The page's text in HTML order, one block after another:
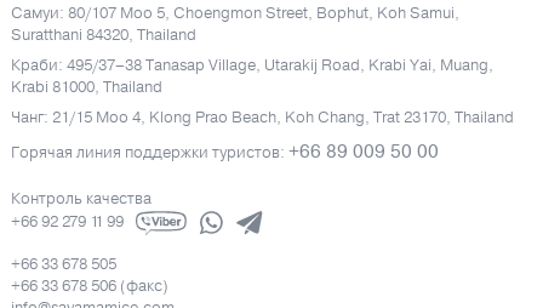
Самуи: 80/107 Moo 5, Choengmon Street, Bophut, Koh Samui,
Suratthani 84320, Thailand
Краби: 495/37–38 Tanasap Village, Utarakij Road, Krabi Yai, Muang,
Krabi 81000, Thailand
Чанг: 21/15 Moo 4, Klong Prao Beach, Koh Chang, Trat 23170, Thailand
Горячая линия поддержки туристов: +66 89 009 50 00
Контроль качества
+66 92 279 11 99
+66 33 678 505
+66 33 678 506 (факс)